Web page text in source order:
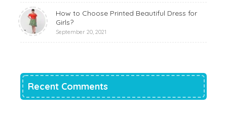
How to Choose Printed Beautiful Dress for
Girls?
September 20, 2021
Recent Comments